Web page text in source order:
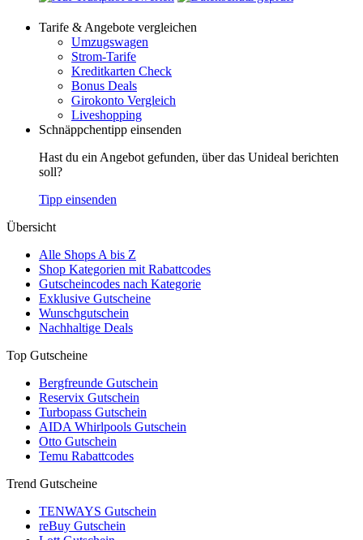
Tarife & Angebote vergleichen
Umzugswagen
Strom-Tarife
Kreditkarten Check
Bonus Deals
Girokonto Vergleich
Liveshopping
Schnäppchentipp einsenden
Hast du ein Angebot gefunden, über das Unideal berichten
soll?
Tipp einsenden
Übersicht
Alle Shops A bis Z
Shop Kategorien mit Rabattcodes
Gutscheincodes nach Kategorie
Exklusive Gutscheine
Wunschgutschein
Nachhaltige Deals
Top Gutscheine
Bergfreunde Gutschein
Reservix Gutschein
Turbopass Gutschein
AIDA Whirlpools Gutschein
Otto Gutschein
Temu Rabattcodes
Trend Gutscheine
TENWAYS Gutschein
reBuy Gutschein